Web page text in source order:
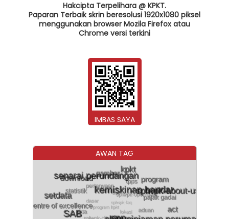
Hakcipta Terpelihara @ KPKT.
Paparan Terbaik skrin beresolusi 1920x1080 piksel
menggunakan browser Mozila Firefox atau
Chrome versi terkini
IMBAS SAYA
AWAN TAG